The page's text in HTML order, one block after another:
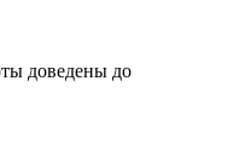
доведены до